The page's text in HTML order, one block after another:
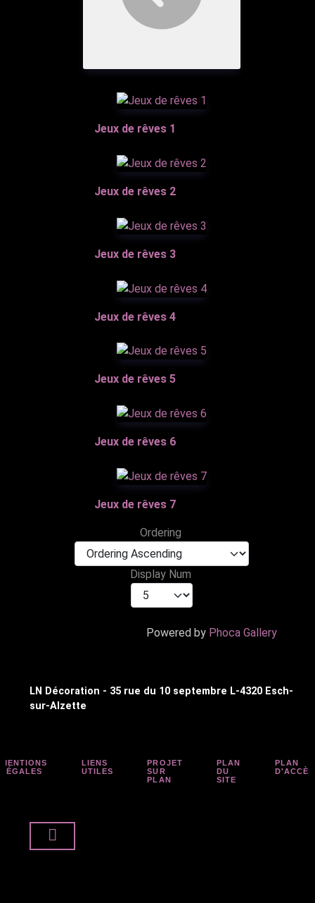
Jeux de rêves 1
Jeux de rêves 2
Jeux de rêves 3
Jeux de rêves 4
Jeux de rêves 5
Jeux de rêves 6
Jeux de rêves 7
Ordering
Display Num
Powered by Phoca Gallery
LN Décoration - 35 rue du 10 septembre L-4320 Esch-
sur-Alzette
MENTIONS
LÉGALES
LIENS
UTILES
PROJET
SUR
PLAN
PLAN
DU
SITE
PLAN
D'ACCÈS